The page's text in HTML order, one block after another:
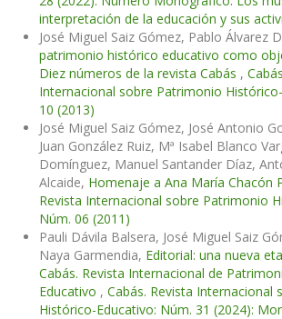
interpretación de la educación y sus
José Miguel Saiz Gómez, Pablo Álvarez
patrimonio histórico educativo como
Diez números de la revista Cabás ,
Internacional sobre Patrimonio
10 (2013)
José Miguel Saiz Gómez, José Antonio
Juan González Ruiz, Mª Isabel Blanco
Domínguez, Manuel Santander Díaz,
Alcaide, Homenaje a Ana María Chacón
Revista Internacional sobre Patrimonio
Núm. 06 (2011)
Pauli Dávila Balsera, José Miguel Saiz
Naya Garmendia, Editorial: una nueva
Cabás. Revista Internacional de
Educativo , Cabás. Revista Internacional
Histórico-Educativo: Núm. 31 (2024):